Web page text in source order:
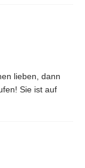
lieben, dann
Sie ist auf